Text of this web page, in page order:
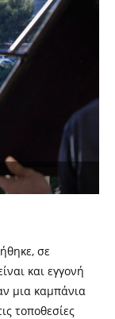
σε
και εγγονή
μια καμπάνια
τοποθεσίες